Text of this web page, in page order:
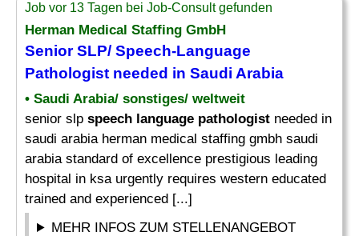
Job vor 13 Tagen bei Job-Consult gefunden
Herman Medical Staffing GmbH
Senior SLP/ Speech-Language
Pathologist needed in Saudi Arabia
• Saudi Arabia/ sonstiges/ weltweit
senior slp speech language pathologist needed in
saudi arabia herman medical staffing gmbh saudi
arabia standard of excellence prestigious leading
hospital in ksa urgently requires western educated
trained and experienced [...]
MEHR INFOS ZUM STELLENANGEBOT